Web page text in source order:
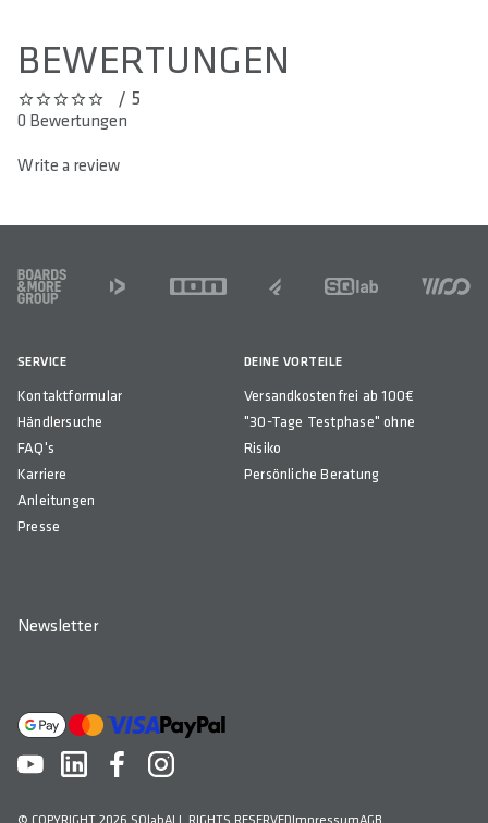
BEWERTUNGEN
0 out of 5 stars/ 5
0 Bewertungen
Write a review
FOOTER
SERVICE
Kontaktformular
Händlersuche
FAQ's
Karriere
Anleitungen
Presse
DEINE VORTEILE
Versandkostenfrei ab 100€
"30-Tage Testphase" ohne
Risiko
Persönliche Beratung
Newsletter